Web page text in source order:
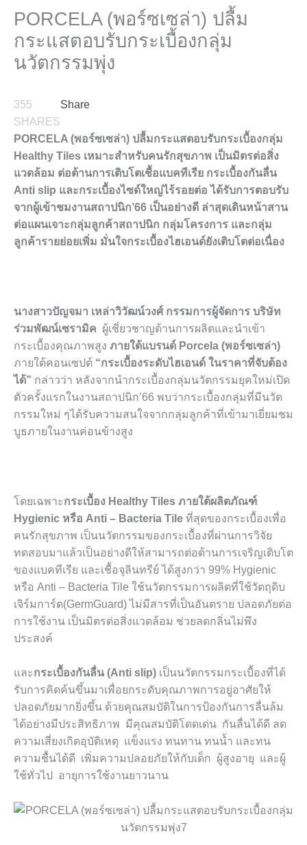
PORCELA (พอร์ซเซล่า) ปลื้ม
กระแสตอบรับกระเบื้องกลุ่ม
นวัตกรรมพุ่ง
355
SHARES
Share
PORCELA (พอร์ซเซล่า) ปลื้มกระแสตอบรับกระเบื้องกลุ่ม
Healthy Tiles เหมาะสำหรับคนรักสุขภาพ เป็นมิตรต่อสิ่ง
แวดล้อม ต่อต้านการเติบโตเชื้อแบคทีเรีย กระเบื้องกันลื่น
Anti slip และกระเบื้องไซด์ใหญ่ไร้รอยต่อ ได้รับการตอบรับ
จากผู้เข้าชมงานสถาปนิก’66 เป็นอย่างดี ล่าสุดเดินหน้าสาน
ต่อแผนเจาะกลุ่มลูกค้าสถาปนิก กลุ่มโครงการ และกลุ่ม
ลูกค้ารายย่อยเพิ่ม มั่นใจกระเบื้องไฮเอนด์ยังเติบโตต่อเนื่อง
นางสาวปัญจมา เหล่าวิวัฒน์วงศ์ กรรมการผู้จัดการ บริษัท
ร่วมพัฒน์เซรามิค ผู้เชี่ยวชาญด้านการผลิตและนำเข้า
กระเบื้องคุณภาพสูง ภายใต้แบรนด์ Porcela (พอร์ซเซล่า)
ภายใต้คอนเซปต์ “กระเบื้องระดับไฮเอนด์ ในราคาที่จับต้อง
ได้” กล่าวว่า หลังจากนำกระเบื้องกลุ่มนวัตกรรมยุคใหม่เปิด
ตัวครั้งแรกในงานสถาปนิก’66 พบว่ากระเบื้องกลุ่มที่มีนวัต
กรรมใหม่ ๆได้รับความสนใจจากกลุ่มลูกค้าที่เข้ามาเยี่ยมชม
บูธภายในงานค่อนข้างสูง
โดยเฉพาะกระเบื้อง Healthy Tiles ภายใต้ผลิตภัณฑ์
Hygienic หรือ Anti – Bacteria Tile ที่สุดของกระเบื้องเพื่อ
คนรักสุขภาพ เป็นนวัตกรรมของกระเบื้องที่ผ่านการวิจัย
ทดสอบมาแล้วเป็นอย่างดีให้สามารถต่อต้านการเจริญเติบโต
ของแบคทีเรีย และเชื้อจุลินทรีย์ ได้สูงกว่า 99% Hygienic
หรือ Anti – Bacteria Tile ใช้นวัตกรรมการผลิตที่ใช้วัตถุดิบ
เจิร์มการ์ด(GermGuard) ไม่มีสารที่เป็นอันตราย ปลอดภัยต่อ
การใช้งาน เป็นมิตรต่อสิ่งแวดล้อม ช่วยลดกลิ่นไม่พึง
ประสงค์
และกระเบื้องกันลื่น (Anti slip) เป็นนวัตกรรมกระเบื้องที่ได้
รับการคิดค้นขึ้นมาเพื่อยกระดับคุณภาพการอยู่อาศัยให้
ปลอดภัยมากยิ่งขึ้น ด้วยคุณสมบัติในการป้องกันการลื่นล้ม
ได้อย่างมีประสิทธิภาพ มีคุณสมบัติโดดเด่น กันลื่นได้ดี ลด
ความเสี่ยงเกิดอุบัติเหตุ แข็งแรง ทนทาน ทนน้ำ และทน
ความชื้นได้ดี เพิ่มความปลอยภัยให้กับเด็ก ผู้สูงอายุ และผู้
ใช้ทั่วไป อายุการใช้งานยาวนาน